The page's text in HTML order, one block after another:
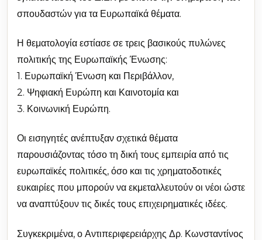
σπουδαστών για τα Ευρωπαϊκά θέματα.
Η θεματολογία εστίασε σε τρεις βασικούς πυλώνες
πολιτικής της Ευρωπαϊκής Ένωσης:
1. Ευρωπαϊκή Ένωση και Περιβάλλον,
2. Ψηφιακή Ευρώπη και Καινοτομία και
3. Κοινωνική Ευρώπη.
Οι εισηγητές ανέπτυξαν σχετικά θέματα
παρουσιάζοντας τόσο τη δική τους εμπειρία από τις
ευρωπαϊκές πολιτικές, όσο και τις χρηματοδοτικές
ευκαιρίες που μπορούν να εκμεταλλευτούν οι νέοι ώστε
να αναπτύξουν τις δικές τους επιχειρηματικές ιδέες.
Συγκεκριμένα, ο Αντιπεριφερειάρχης Δρ. Κωνσταντίνος